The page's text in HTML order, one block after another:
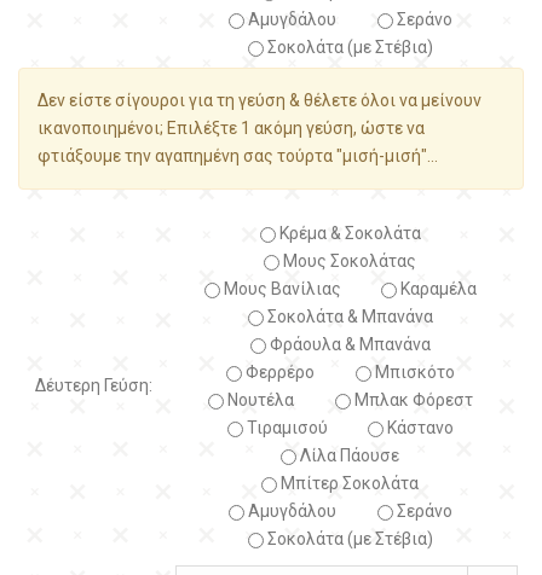
Αμυγδάλου
Σεράνο
Σοκολάτα (με Στέβια)
Δεν είστε σίγουροι για τη γεύση & θέλετε όλοι να μείνουν
ικανοποιημένοι; Επιλέξτε 1 ακόμη γεύση, ώστε να
φτιάξουμε την αγαπημένη σας τούρτα "μισή-μισή"...
Δέυτερη Γεύση:
Κρέμα & Σοκολάτα
Μους Σοκολάτας
Μους Βανίλιας
Καραμέλα
Σοκολάτα & Μπανάνα
Φράουλα & Μπανάνα
Φερρέρο
Μπισκότο
Νουτέλα
Μπλακ Φόρεστ
Τιραμισού
Κάστανο
Λίλα Πάουσε
Μπίτερ Σοκολάτα
Αμυγδάλου
Σεράνο
Σοκολάτα (με Στέβια)